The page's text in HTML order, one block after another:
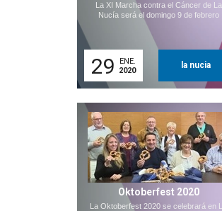
La XI Marcha contra el Cáncer de La
Nucía será el domingo 9 de febrero
29
ENE.
2020
la nucia
Oktoberfest 2020
La Oktoberfest 2020 se celebrará en